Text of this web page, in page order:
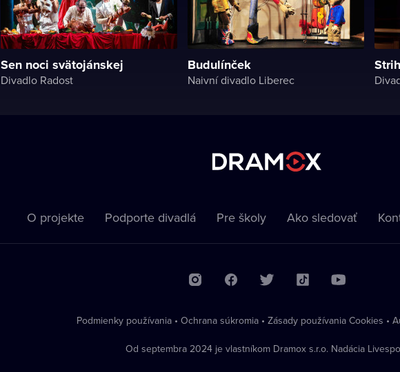
Sen noci svätojánskej
Divadlo Radost
Budulínček
Naivní divadlo Liberec
O projekte Podporte divadlá Pre školy Ako sledovať
Podmienky používania • Ochrana súkromia • Zásady používania Cookies •
Od septembra 2024 je vlastníkom Dramox s.r.o. Nadácia